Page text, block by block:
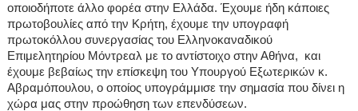
οποιοδήποτε άλλο φορέα στην Ελλάδα. Έχουμε ήδη κάποιες
πρωτοβουλίες από την Κρήτη, έχουμε την υπογραφή
πρωτοκόλλου συνεργασίας του Ελληνοκαναδικού
Επιμελητηρίου Μόντρεαλ με το αντίστοιχο στην Αθήνα, και
έχουμε βεβαίως την επίσκεψη του Υπουργού Εξωτερικών κ.
Αβραμόπουλου, ο οποίος υπογράμμισε την σημασία που δίνει η
χώρα μας στην προώθηση των επενδύσεων.